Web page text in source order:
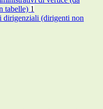
tabelle) 1
dirigenziali (dirigenti non